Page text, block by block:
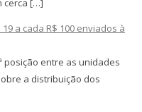
a cada R$ 100 enviados à
posição entre as unidades
a distribuição dos